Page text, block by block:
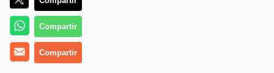
El modelo político de
régimen prevé achicar su
Compartir
Compartir